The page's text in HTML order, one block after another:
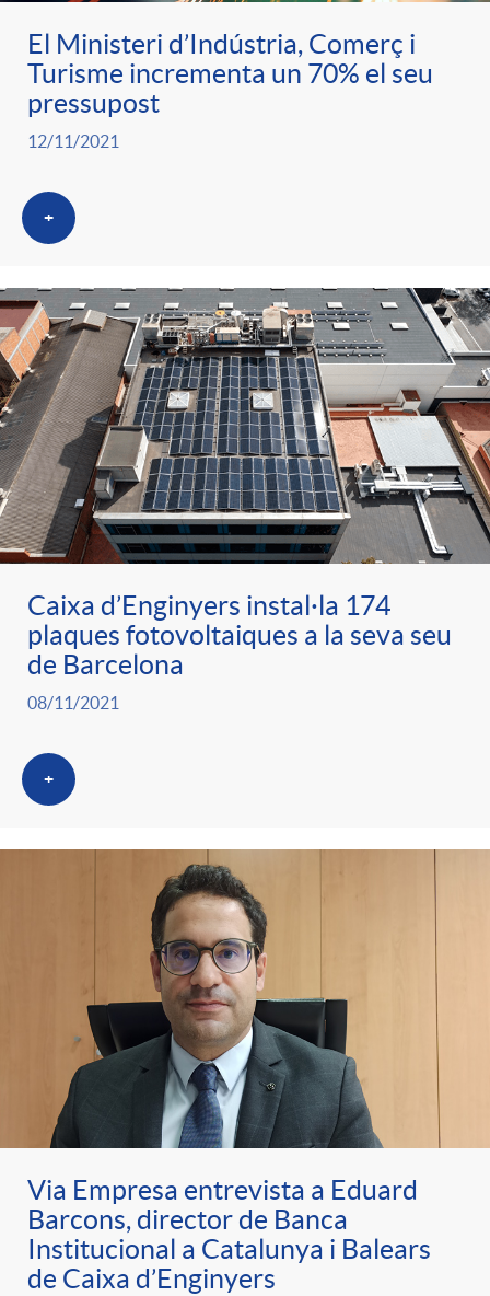
El Ministeri d’Indústria, Comerç i
Turisme incrementa un 70% el seu
pressupost
12/11/2021
+
Caixa d’Enginyers instal·la 174
plaques fotovoltaiques a la seva seu
de Barcelona
08/11/2021
+
Via Empresa entrevista a Eduard
Barcons, director de Banca
Institucional a Catalunya i Balears
de Caixa d’Enginyers